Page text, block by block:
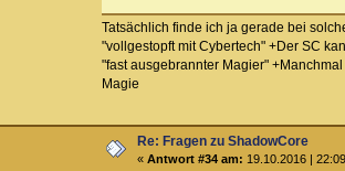
Tatsächlich finde ich ja gerade bei
"vollgestopft mit Cybertech" +Der SC
"fast ausgebrannter Magier"
Magie
Re: Fragen zu ShadowCore
«Antwort #34 am: 19.10.2016 |